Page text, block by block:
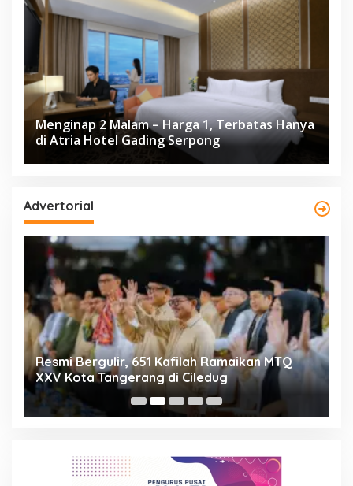
Menginap 2 Malam – Harga 1, Terbatas Hanya
di Atria Hotel Gading Serpong
Advertorial
Resmi Bergulir, 651 Kafilah Ramaikan MTQ
XXV Kota Tangerang di Ciledug